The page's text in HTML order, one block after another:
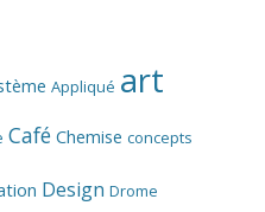
Appliqué art
Café Chemise concepts
Design Drome